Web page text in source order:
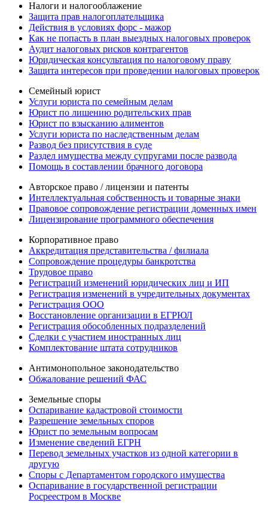
Налоги и налогооблажение
Защита прав налогоплательщика
Действия в условиях форс - мажор
Как не попасть в план выездных налоговых проверок
Аудит налоговых рисков контрагентов
Юридическая консультация по налоговому праву
Защита интересов при проведении налоговых проверок
Семейный юрист
Услуги юриста по семейным делам
Юрист по лишению родительских прав
Юрист по взысканию алиментов
Услуги юриста по наследственным делам
Развод без присутствия в суде
Раздел имущества между супругами после развода
Помощь в составлении брачного договора
Авторское право / лицензии и патенты
Интеллектуальная собственность и товарные знаки
Правовое сопровождение регистрации доменных имен
Лицензирование программного обеспечения
Корпоративное право
Аккредитация представительства / филиала
Сопровождение процедуры банкротства
Трудовое право
Регистраций изменений юридических лиц и ИП
Регистрация изменений в учредительных документах
Регистрация ООО
Восстановление организации в ЕГРЮЛ
Регистрация обособленных подразделений
Сделки с участием иностранных лиц
Комплектование штата сотрудников
Антимонопольное законодательство
Обжалование решений ФАС
Земельные споры
Оспаривание кадастровой стоимости
Разрешение земельных споров
Юрист по земельным вопросам
Изменение сведений ЕГРН
Перевод земельных участков из одной категории в
другую
Споры с Департаментом городского имущества
Оспаривание в государственной регистрации
Росреестром в Москве